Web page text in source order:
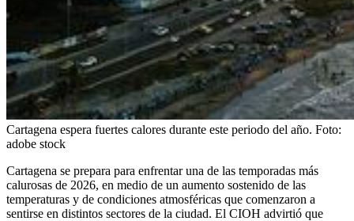
Cartagena espera fuertes calores durante este periodo del año. Foto:
adobe stock
Cartagena se prepara para enfrentar una de las temporadas más
calurosas de 2026, en medio de un aumento sostenido de las
temperaturas y de condiciones atmosféricas que comenzaron a
sentirse en distintos sectores de la ciudad. El CIOH advirtió que